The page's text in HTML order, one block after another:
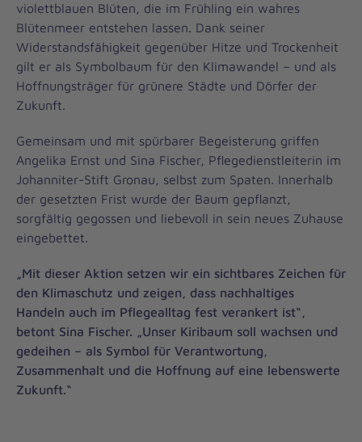
violettblauen Blüten, die im Frühling ein wahres
Blütenmeer entstehen lassen. Dank seiner
Widerstandsfähigkeit gegenüber Hitze und Trockenheit
gilt er als Symbolbaum für den Klimawandel – und als
Hoffnungsträger für grünere Städte und Dörfer der
Zukunft.
Gemeinsam und mit spürbarer Begeisterung griffen
Angelika Ernst und Sina Fischer, Pflegedienstleiterin im
Johanniter-Stift Gronau, selbst zum Spaten. Innerhalb
der gesetzten Frist wurde der Baum gepflanzt,
sorgfältig gegossen und liebevoll in sein neues Zuhause
eingebettet.
„Mit dieser Aktion setzen wir ein sichtbares Zeichen für
den Klimaschutz und zeigen, dass nachhaltiges
Handeln auch im Pflegealltag fest verankert ist“,
betont Sina Fischer. „Unser Kiribaum soll wachsen und
gedeihen – als Symbol für Verantwortung,
Zusammenhalt und die Hoffnung auf eine lebenswerte
Zukunft.“